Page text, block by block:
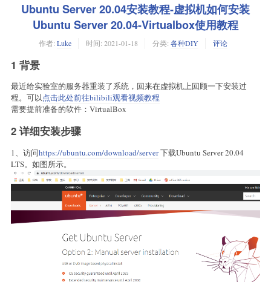
Ubuntu Server 20.04安装教程-虚拟机如何安装
Ubuntu Server 20.04-Virtualbox使用教程
作者: Luke 时间: 2021-01-18 分类: 各种DIY 评论
1 背景
最近给实验室的服务器重装了系统，回来在虚拟机上回顾一下安装过
程。可以点击此处前往bilibili观看视频教程
需要提前准备的软件：VirtualBox
2 详细安装步骤
1、访问https://ubuntu.com/download/server下载Ubuntu Server 20.04
LTS。如图所示。